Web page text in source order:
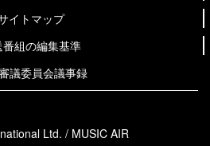
イトマップ
番組の編集基準
議委員会議事録
Ltd. / MUSIC AIR